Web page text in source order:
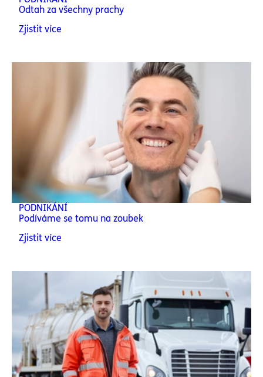
Odtah za všechny prachy
Zjistit více
PODNIKÁNÍ
Podíváme se tomu na zoubek
Zjistit více